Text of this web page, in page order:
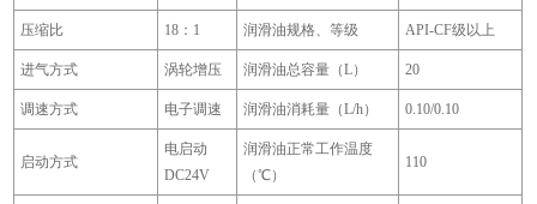
压缩比 18：1 润滑油规格、等级 API-CF级以上
进气方式 涡轮增压 润滑油总容量（L） 20
调速方式 电子调速 润滑油消耗量（L/h） 0.10/0.10
启动方式
电启动
DC24V
润滑油正常工作温度
（℃）
110